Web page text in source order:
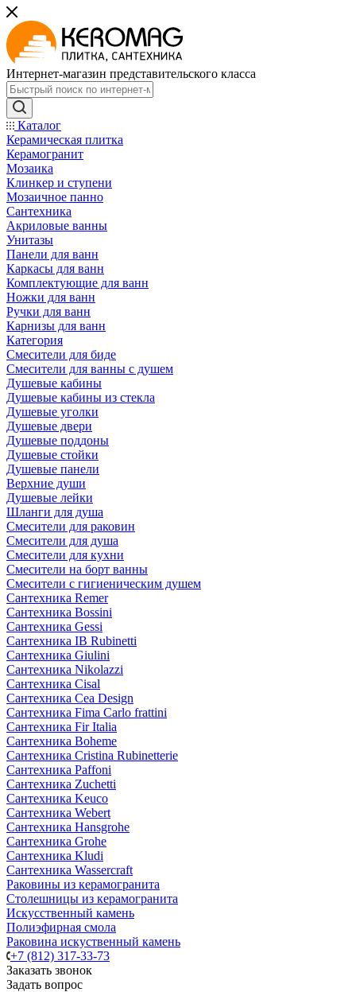
Интернет-магазин представительского класса
Каталог
Керамическая плитка
Керамогранит
Мозаика
Клинкер и ступени
Мозаичное панно
Сантехника
Акриловые ванны
Унитазы
Панели для ванн
Каркасы для ванн
Комплектующие для ванн
Ножки для ванн
Ручки для ванн
Карнизы для ванн
Категория
Смесители для биде
Смесители для ванны с душем
Душевые кабины
Душевые кабины из стекла
Душевые уголки
Душевые двери
Душевые поддоны
Душевые стойки
Душевые панели
Верхние души
Душевые лейки
Шланги для душа
Смесители для раковин
Смесители для душа
Смесители для кухни
Смесители на борт ванны
Смесители с гигиеническим душем
Сантехника Remer
Сантехника Bossini
Сантехника Gessi
Сантехника IB Rubinetti
Сантехника Giulini
Сантехника Nikolazzi
Сантехника Cisal
Сантехника Cea Design
Сантехника Fima Carlo frattini
Сантехника Fir Italia
Сантехника Boheme
Сантехника Cristina Rubinetterie
Сантехника Paffoni
Сантехника Zuchetti
Сантехника Keuco
Сантехника Webert
Сантехника Hansgrohe
Сантехника Grohe
Сантехника Kludi
Сантехника Wassercraft
Раковины из керамогранита
Столешницы из керамогранита
Искусственный камень
Полиэфирная смола
Раковина искуственный камень
+7 (812) 317-33-73
Заказать звонок
Задать вопрос